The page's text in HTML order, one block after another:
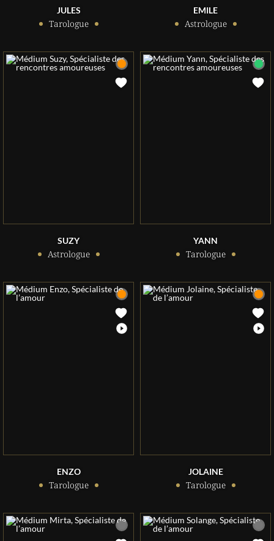
JULES
Tarologue
EMILE
Astrologue
SUZY
Astrologue
YANN
Tarologue
ENZO
Tarologue
JOLAINE
Tarologue